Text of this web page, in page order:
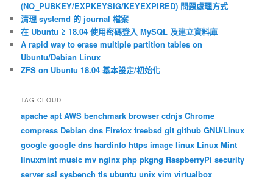
(NO_PUBKEY/EXPKEYSIG/KEYEXPIRED) 問題處理方式
清理 systemd 的 journal 檔案
在 Ubuntu ≥ 18.04 使用密碼登入 MySQL 及建立資料庫
A rapid way to erase multiple partition tables on
Ubuntu/Debian Linux
ZFS on Ubuntu 18.04 基本設定/初始化
TAG CLOUD
apache apt AWS benchmark browser cdnjs Chrome
compress Debian dns Firefox freebsd git github GNU/Linux
google google dns hardinfo https image linux Linux Mint
linuxmint music mv nginx php pkgng RaspberryPi security
server ssl sysbench tls ubuntu unix vim virtualbox